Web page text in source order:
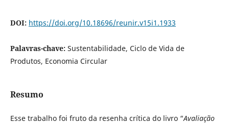
DOI: https://doi.org/10.18696/reunir.v15i1.1933
Palavras-chave: Sustentabilidade, Ciclo de Vida de
Produtos, Economia Circular
Resumo
Esse trabalho foi fruto da resenha crítica do livro “Avaliação